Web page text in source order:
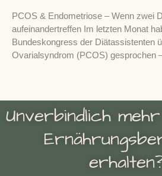
PCOS & Endometriose – Wenn zwei
aufeinandertreffen Im letzten Monat
Bundeskongress der Diätassistenten
Ovarialsyndrom (PCOS) gesprochen
Unverbindlich